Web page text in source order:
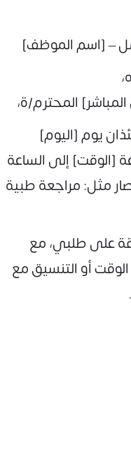
– [اسم الموظف]
المحترم/ة،
يوم [اليوم]
[الوقت] إلى الساعة
مثل: مراجعة طبية
على طلبي، مع
أو التنسيق مع